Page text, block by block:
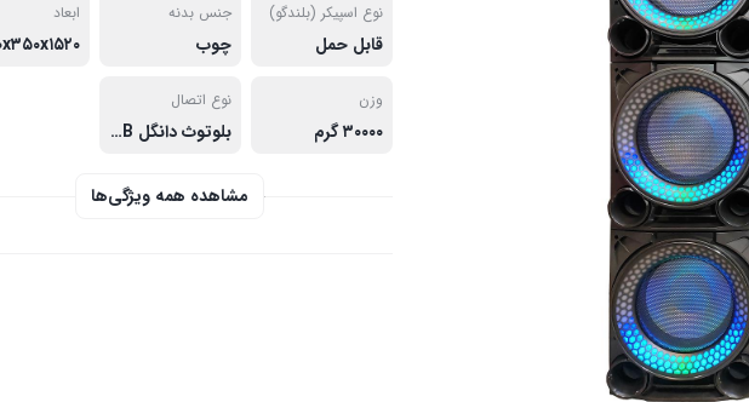
نوع اسپیکر (بلندگو)
قابل حمل
جنس بدنه
چوب
ابعاد
وزن
۳۰۰۰۰ گرم
نوع اتصال
بلوتوث دانگل USB دانگل USB و بلوتوث
مشاهده همه ویژگی‌ها